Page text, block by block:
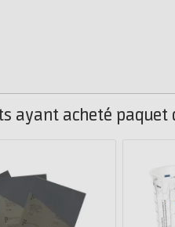
ayant acheté paquet